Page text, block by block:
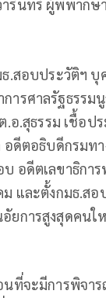
ารินทร์ ผู้พิพาก
ธ.สอบประวัติฯ
การศาลรัฐธรร
.อ.สุธรรม เชื้อป
อดีตอธิบดีกรมท
อดีตเลขาธิกา
และตั้งกมธ.สอ
ยการสูงสุดคน
นที่จะมีการพิจาร